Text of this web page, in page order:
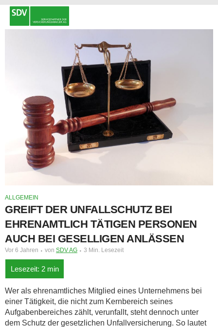
ALLGEMEIN
GREIFT DER UNFALLSCHUTZ BEI
EHRENAMTLICH TÄTIGEN PERSONEN
AUCH BEI GESELLIGEN ANLÄSSEN
Vor 6 Jahren von SDV AG 3 Min. Lesezeit
Wer als ehrenamtliches Mitglied eines Unternehmens bei
einer Tätigkeit, die nicht zum Kernbereich seines
Aufgabenbereiches zählt, verunfallt, steht dennoch unter
dem Schutz der gesetzlichen Unfallversicherung. So lautet